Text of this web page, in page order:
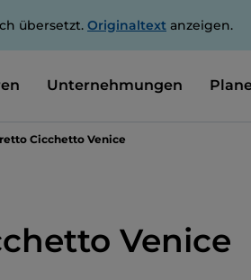
übersetzt. Originaltext anzeigen.
Unternehmungen
Cicchetto Venice
Venice